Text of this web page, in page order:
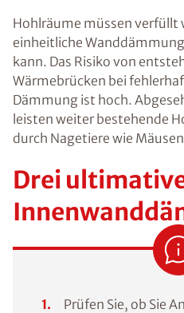
Hohlräume müssen verfüllt
einheitliche
kann. Das Risiko von
Wärmebrücken bei
Dämmung ist hoch.
leisten weiter bestehende
durch Nagetiere wie
Drei
Prüfen Sie, ob Sie